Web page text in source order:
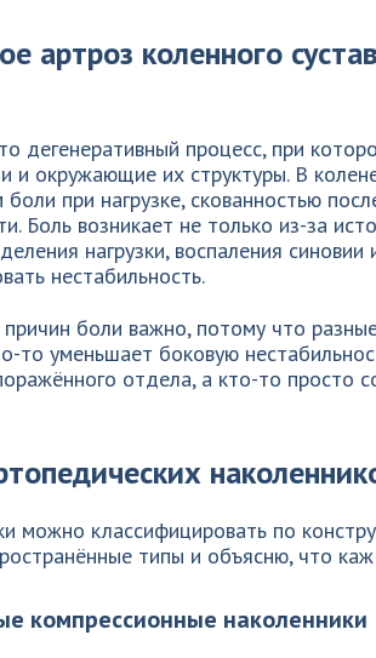
артроз коленного
дегенеративный процесс, при
и окружающие их структуры. В
боли при нагрузке, скованностью
Боль возникает не только из-за
нагрузки, воспаления
нестабильность.
боли важно, потому что
то уменьшает боковую
отдела, а кто-то просто
можно классифицировать по
типы и объясню, что
компрессионные наколенники